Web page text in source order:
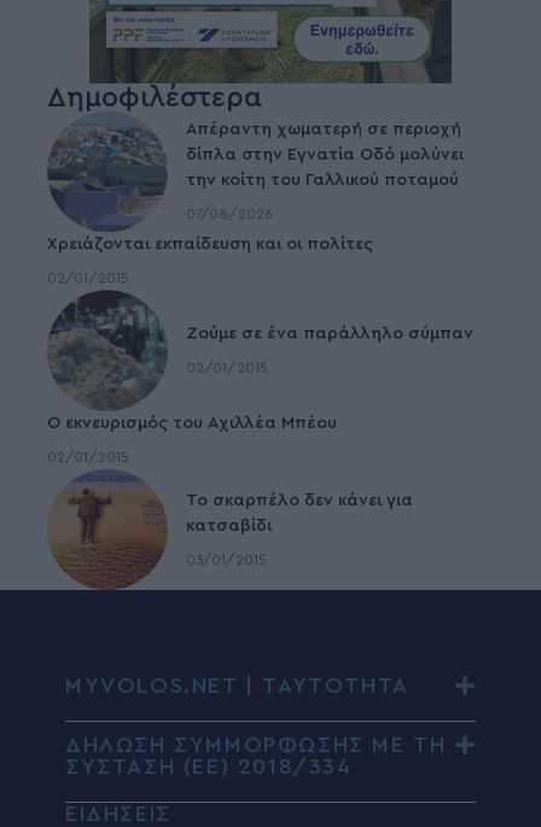
Δημοφιλέστερα
Απέραντη χωματερή σε περιοχή
δίπλα στην Εγνατία Οδό μολύνει
την κοίτη του Γαλλικού ποταμού
07/08/2026
Χρειάζονται εκπαίδευση και οι πολίτες
02/01/2015
Ζούμε σε ένα παράλληλο σύμπαν
02/01/2015
Ο εκνευρισμός του Αχιλλέα Μπέου
02/01/2015
To σκαρπέλο δεν κάνει για
κατσαβίδι
03/01/2015
MYVOLOS.NET | ΤΑΥΤΟΤΗΤΑ
ΔΗΛΩΣΗ ΣΥΜΜΟΡΦΩΣΗΣ ΜΕ ΤΗ
ΣΥΣΤΑΣΗ (ΕΕ) 2018/334
ΕΙΔΗΣΕΙΣ